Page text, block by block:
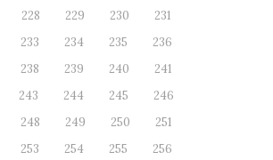
228 229 230
231
233 234 235
236
238 239 240
241
243 244 245
246
248 249 250
251
253 254 255
256